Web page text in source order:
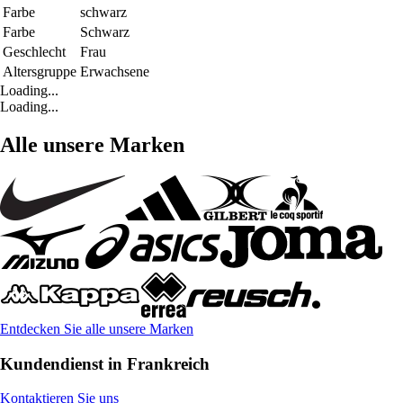
Farbe
schwarz
Farbe
Schwarz
Geschlecht
Frau
Altersgruppe Erwachsene
Loading...
Loading...
Alle unsere Marken
Entdecken Sie alle unsere Marken
Kundendienst in Frankreich
Kontaktieren Sie uns